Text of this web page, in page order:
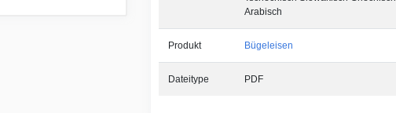
Arabisch
Produkt Bügeleisen
Dateitype PDF